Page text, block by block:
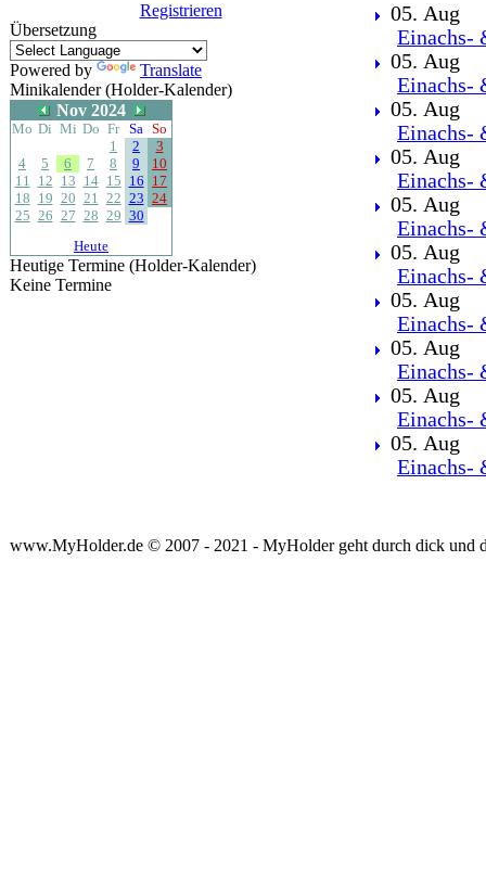
Registrieren
Übersetzung
Powered by
Translate
Minikalender (Holder-Kalender)
Nov 2024
Mo Di Mi Do Fr Sa So
1
2
3
4
5 6 7 8 9
10
11 12 13 14 15 16 17
18 19 20 21 22 23 24
25 26 27 28 29 30
Heute
Heutige Termine (Holder-Kalender)
Keine Termine
05. Aug
Einachs-
05. Aug
Einachs-
05. Aug
Einachs-
05. Aug
Einachs-
05. Aug
Einachs-
05. Aug
Einachs-
05. Aug
Einachs-
05. Aug
Einachs-
05. Aug
Einachs-
05. Aug
Einachs-
www.MyHolder.de © 2007 - 2021 - MyHolder geht durch dick und